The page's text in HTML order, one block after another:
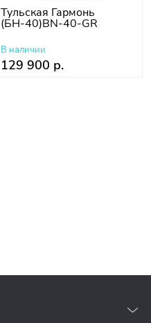
Тульская Гармонь
(БН-40)BN-40-GR
В наличии
129 900 р.